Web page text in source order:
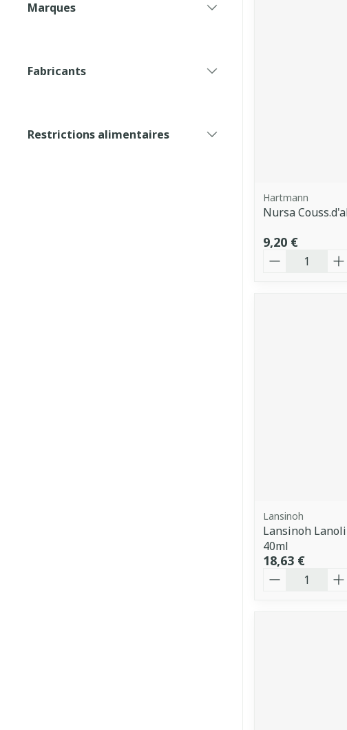
Marques
Fabricants
Restrictions alimentaires
Hartmann
Nursa
9,20 €
Quantité
Lansinoh
Lansinoh
40ml
18,63 €
Quantité